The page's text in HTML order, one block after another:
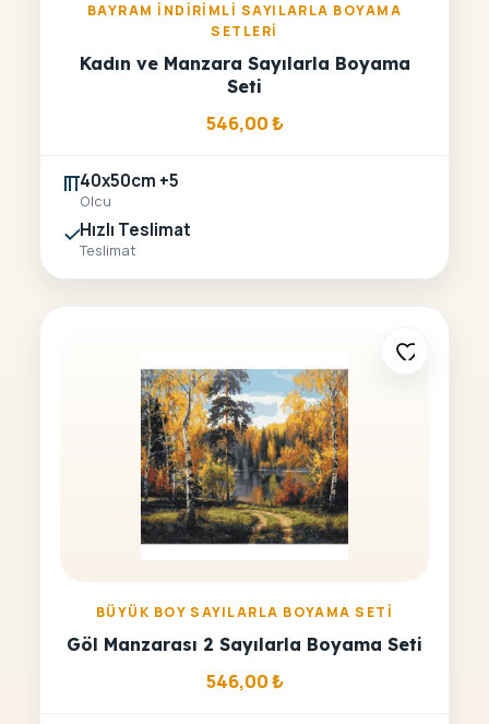
BAYRAM İNDIRIMLI SAYILARLA BOYAMA
SETLERI
Kadın ve Manzara Sayılarla Boyama
Seti
546,00₺
40x50cm +5
Olcu
Hızlı Teslimat
Teslimat
BÜYÜK BOY SAYILARLA BOYAMA SETI
Göl Manzarası 2 Sayılarla Boyama Seti
546,00₺